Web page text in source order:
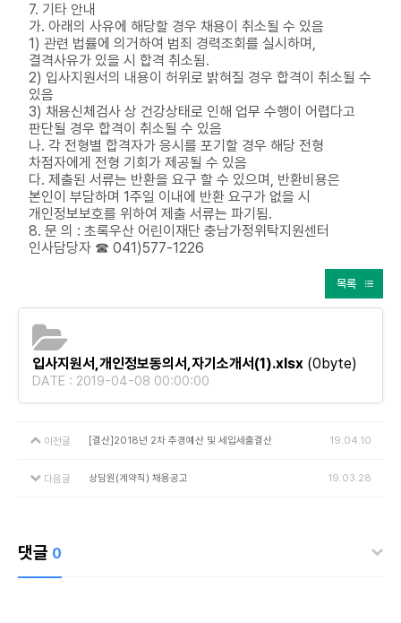
7. 기타 안내
가. 아래의 사유에 해당할 경우 채용이 취소될 수 있음
1) 관련 법률에 의거하여 범죄 경력조회를 실시하며,
결격사유가 있을 시 합격 취소됨.
2) 입사지원서의 내용이 허위로 밝혀질 경우 합격이 취소될 수
있음
3) 채용신체검사 상 건강상태로 인해 업무 수행이 어렵다고
판단될 경우 합격이 취소될 수 있음
나. 각 전형별 합격자가 응시를 포기할 경우 해당 전형
차점자에게 전형 기회가 제공될 수 있음
다. 제출된 서류는 반환을 요구 할 수 있으며, 반환비용은
본인이 부담하며 1주일 이내에 반환 요구가 없을 시
개인정보보호를 위하여 제출 서류는 파기됨.
8. 문 의 : 초록우산 어린이재단 충남가정위탁지원센터
인사담당자 ☎ 041)577-1226
목록
입사지원서,개인정보동의서,자기소개서(1).xlsx (0byte)
DATE : 2019-04-08 00:00:00
이전글 [결산]2018년 2차 추경예산 및 세입세출결산 19.04.10
다음글 상담원(계약직) 채용공고 19.03.28
댓글 0